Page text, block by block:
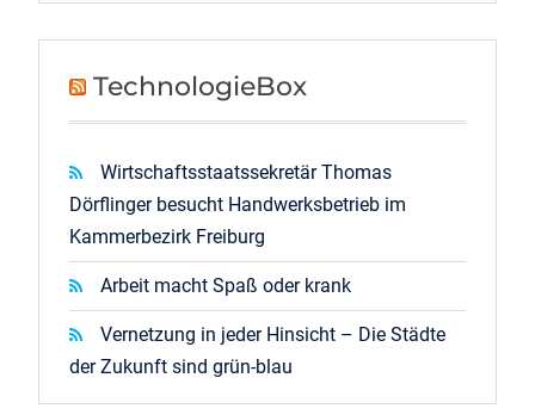
TechnologieBox
Wirtschaftsstaatssekretär Thomas
Dörflinger besucht Handwerksbetrieb im
Kammerbezirk Freiburg
Arbeit macht Spaß oder krank
Vernetzung in jeder Hinsicht – Die Städte
der Zukunft sind grün-blau